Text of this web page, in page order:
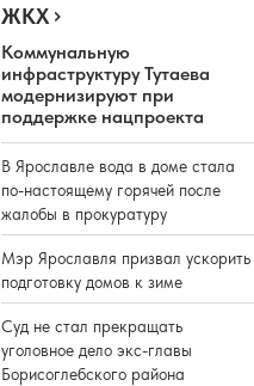
ЖКХ
Коммунальную
инфраструктуру Тутаева
модернизируют при
поддержке нацпроекта
В Ярославле вода в доме стала
по-настоящему горячей после
жалобы в прокуратуру
Мэр Ярославля призвал ускорить
подготовку домов к зиме
Суд не стал прекращать
уголовное дело экс-главы
Борисоглебского района